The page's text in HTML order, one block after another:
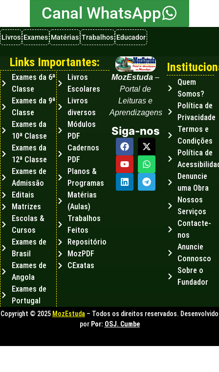
Canal WhatsApp
Livros Exames Matérias Trabalhos Educador
MozEstuda –
Portal de
Leituras e
Aprendizagens
Siga-nos
Quem
Somos?
Política de
Privacidade
Termos e
Condições
Política de
Denuncie
uma Obra
Nossos
Serviços
Contacte-
nos
Anuncie
Connosco
Sobre o
Fundador
Links Importantes:
Exames da 6ª
Classe
Exames da 9ª
Classe
Exames da
10ª Classe
Exames da
12ª Classe
Exames de
Admissão
Editais
Matrizes
Escolas &
Cursos
Exames de
Brasil
Exames de
Angola
Exames de
Portugal
Livros
Escolares
Livros
diversos
Módulos
PDF
Cadernos
PDF
Planos &
Programas
Matérias
(Aulas)
Trabalhos
Feitos
Repositório
MozPDF
CExatas
Copyright © 2025 MozEstuda – Todos os direitos reservados. Desenvolvido
por Por: OSJ. Cumbe